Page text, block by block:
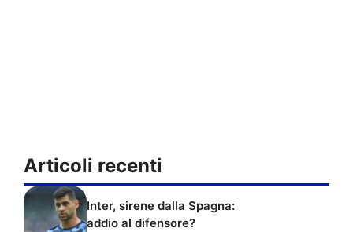
Articoli recenti
Inter, sirene dalla Spagna:
addio al difensore?